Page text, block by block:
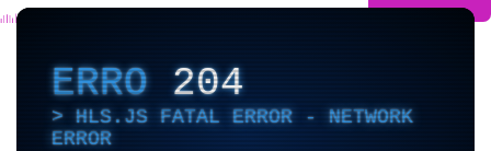
ERRO204
HLS.JS FATAL ERROR - NETWORK
ERROR